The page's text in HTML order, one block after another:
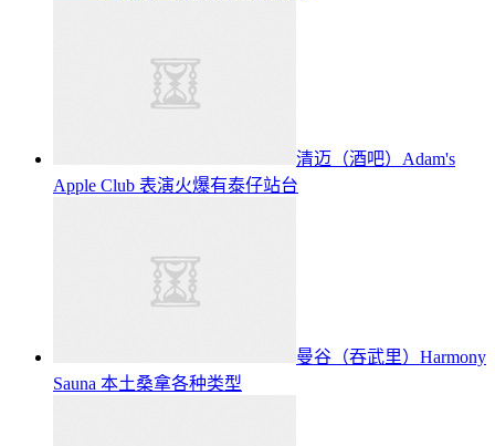
清迈（酒吧）Adam's
Apple Club 表演火爆有泰仔站台
曼谷（吞武里）Harmony
Sauna 本土桑拿各种类型